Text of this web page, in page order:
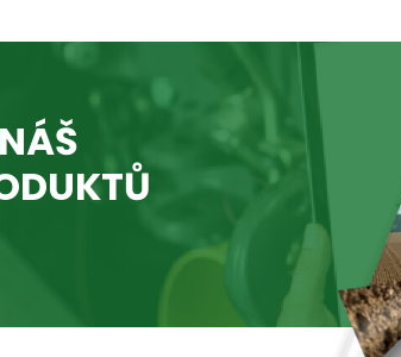
5000
15 fotografií